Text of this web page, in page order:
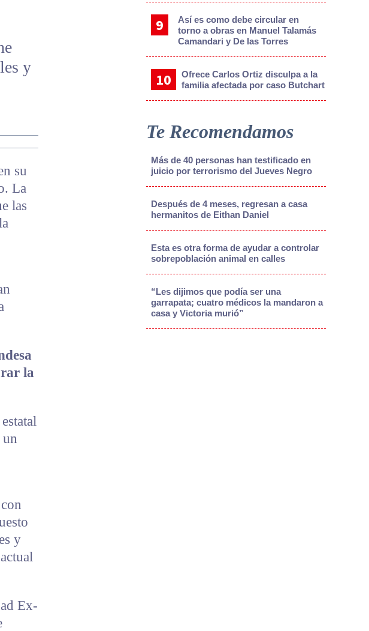
y
su
La
las
la
y
Ex-
Así es como debe circular en
torno a obras en Manuel Talamás
Camandari y De las Torres
Ofrece Carlos Ortiz disculpa a la
familia afectada por caso Butchart
Te Recomendamos
Más de 40 personas han testificado en
juicio por terrorismo del Jueves Negro
Después de 4 meses, regresan a casa
hermanitos de Eithan Daniel
Esta es otra forma de ayudar a controlar
sobrepoblación animal en calles
“Les dijimos que podía ser una
garrapata; cuatro médicos la mandaron a
casa y Victoria murió”